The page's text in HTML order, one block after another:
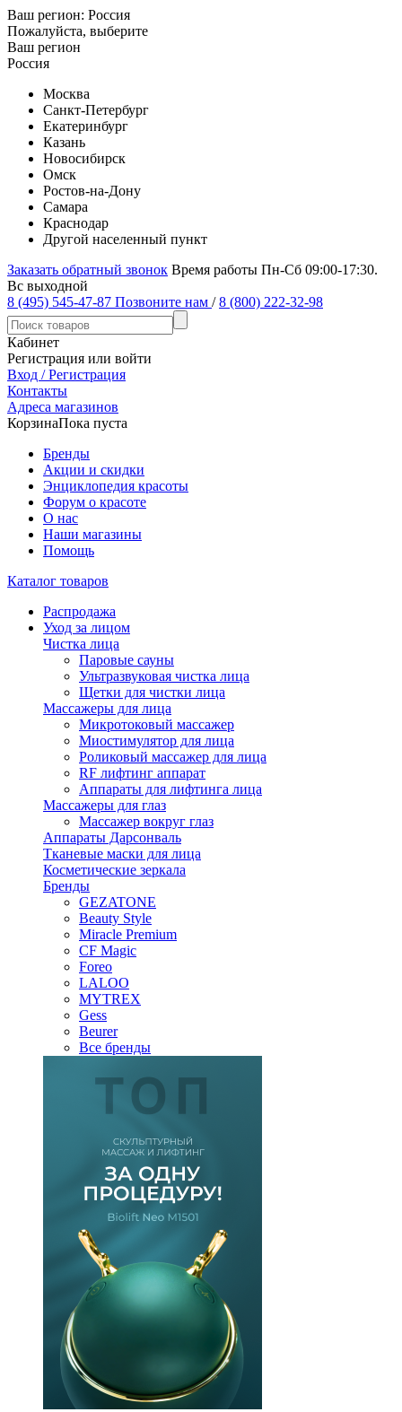
Ваш регион: Россия
Пожалуйста, выберите
Ваш регион
Россия
Москва
Санкт-Петербург
Екатеринбург
Казань
Новосибирск
Омск
Ростов-на-Дону
Самара
Краснодар
Другой населенный пункт
Заказать обратный звонок Время работы Пн-Сб 09:00-17:30.
Вс выходной
8 (495) 545-47-87 Позвоните нам / 8 (800) 222-32-98
Кабинет
Регистрация или войти
Вход / Регистрация
Контакты
Адреса магазинов
КорзинаПока пуста
Бренды
Акции и скидки
Энциклопедия красоты
Форум о красоте
О нас
Наши магазины
Помощь
Каталог товаров
Распродажа
Уход за лицом
Чистка лица
Паровые сауны
Ультразвуковая чистка лица
Щетки для чистки лица
Массажеры для лица
Микротоковый массажер
Миостимулятор для лица
Роликовый массажер для лица
RF лифтинг аппарат
Аппараты для лифтинга лица
Массажеры для глаз
Массажер вокруг глаз
Аппараты Дарсонваль
Тканевые маски для лица
Косметические зеркала
Бренды
GEZATONE
Beauty Style
Miracle Premium
CF Magic
Foreo
LALOO
MYTREX
Gess
Beurer
Все бренды